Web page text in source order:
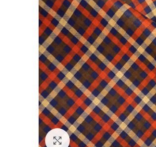
Нажмите, чтобы увеличить